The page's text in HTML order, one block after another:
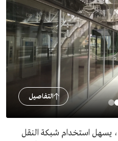
التفاصيل
يسهل استخدام شبكة النقل